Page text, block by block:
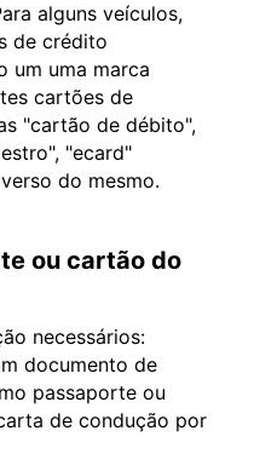
alguns veículos,
de crédito
um uma marca
cartões de
"cartão de débito",
"ecard"
do mesmo.
ou cartão do
necessários:
documento de
passaporte ou
de condução por